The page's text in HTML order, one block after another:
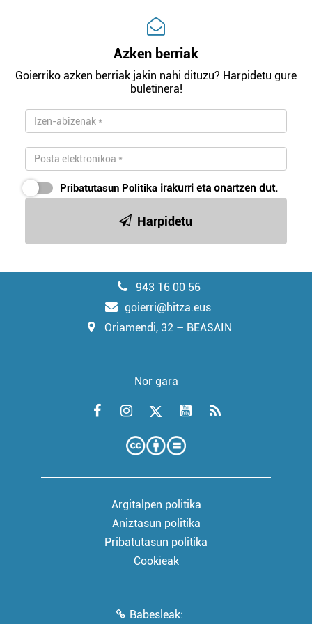
Azken berriak
Goierriko azken berriak jakin nahi dituzu? Harpidetu gure
buletinera!
Pribatutasun Politika irakurri eta onartzen dut.
Harpidetu
943 16 00 56
goierri@hitza.eus
Oriamendi, 32 – BEASAIN
Nor gara
Argitalpen politika
Aniztasun politika
Pribatutasun politika
Cookieak
Babesleak: